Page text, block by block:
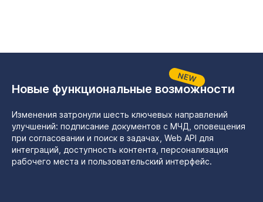
Новые функциональные возможности
Изменения затронули шесть ключевых направлений
улучшений: подписание документов с МЧД, оповещения
при согласовании и поиск в задачах, Web API для
интеграций, доступность контента, персонализация
рабочего места и пользовательский интерфейс.